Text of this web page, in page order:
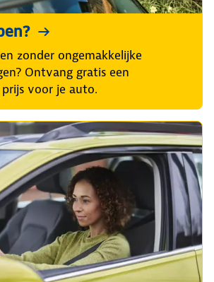
zonder ongemakkelijke
Ontvang gratis een
voor je auto.